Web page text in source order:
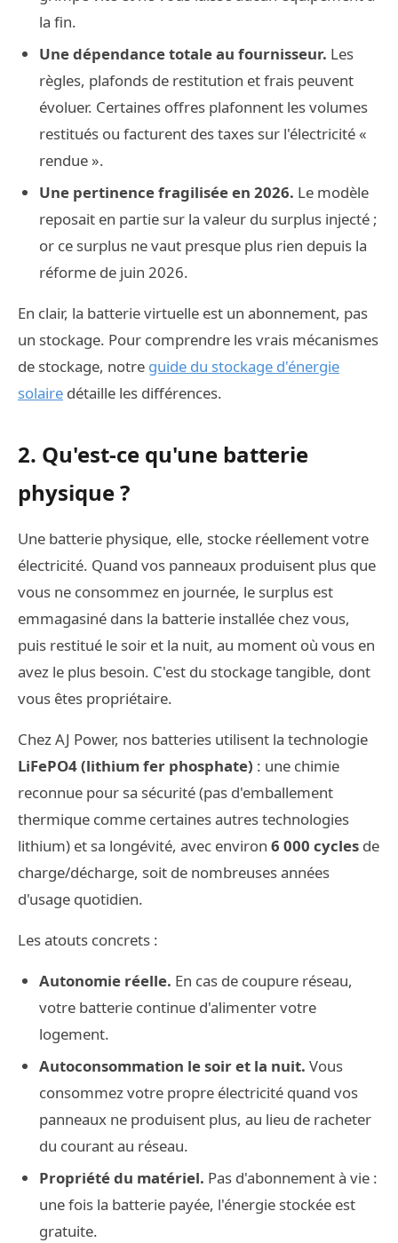
la fin.
Une dépendance totale au fournisseur. Les
règles, plafonds de restitution et frais peuvent
évoluer. Certaines offres plafonnent les volumes
restitués ou facturent des taxes sur l'électricité «
rendue ».
Une pertinence fragilisée en 2026. Le modèle
reposait en partie sur la valeur du surplus injecté ;
or ce surplus ne vaut presque plus rien depuis la
réforme de juin 2026.
En clair, la batterie virtuelle est un abonnement, pas
un stockage. Pour comprendre les vrais mécanismes
de stockage, notre guide du stockage d'énergie
solaire détaille les différences.
2. Qu'est-ce qu'une batterie
physique ?
Une batterie physique, elle, stocke réellement votre
électricité. Quand vos panneaux produisent plus que
vous ne consommez en journée, le surplus est
emmagasiné dans la batterie installée chez vous,
puis restitué le soir et la nuit, au moment où vous en
avez le plus besoin. C'est du stockage tangible, dont
vous êtes propriétaire.
Chez AJ Power, nos batteries utilisent la technologie
LiFePO4 (lithium fer phosphate) : une chimie
reconnue pour sa sécurité (pas d'emballement
thermique comme certaines autres technologies
lithium) et sa longévité, avec environ 6 000 cycles de
charge/décharge, soit de nombreuses années
d'usage quotidien.
Les atouts concrets :
Autonomie réelle. En cas de coupure réseau,
votre batterie continue d'alimenter votre
logement.
Autoconsommation le soir et la nuit. Vous
consommez votre propre électricité quand vos
panneaux ne produisent plus, au lieu de racheter
du courant au réseau.
Propriété du matériel. Pas d'abonnement à vie :
une fois la batterie payée, l'énergie stockée est
gratuite.